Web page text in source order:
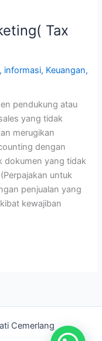
Tax
, informasi, Keuangan,
pendukung atau
yang tidak
merugikan
dengan
dokumen yang tidak
untuk
penjualan yang
kewajiban
Cemerlang